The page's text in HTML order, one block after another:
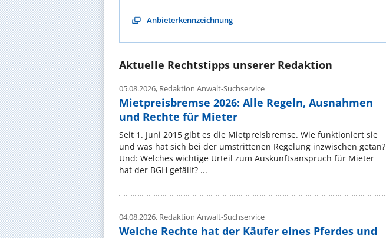
Anbieterkennzeichnung
Aktuelle Rechtstipps unserer Redaktion
05.08.2026, Redaktion Anwalt-Suchservice
Mietpreisbremse 2026: Alle Regeln, Ausnahmen
und Rechte für Mieter
Seit 1. Juni 2015 gibt es die Mietpreisbremse. Wie funktioniert sie
und was hat sich bei der umstrittenen Regelung inzwischen getan?
Und: Welches wichtige Urteil zum Auskunftsanspruch für Mieter
hat der BGH gefällt? ...
04.08.2026, Redaktion Anwalt-Suchservice
Welche Rechte hat der Käufer eines Pferdes und